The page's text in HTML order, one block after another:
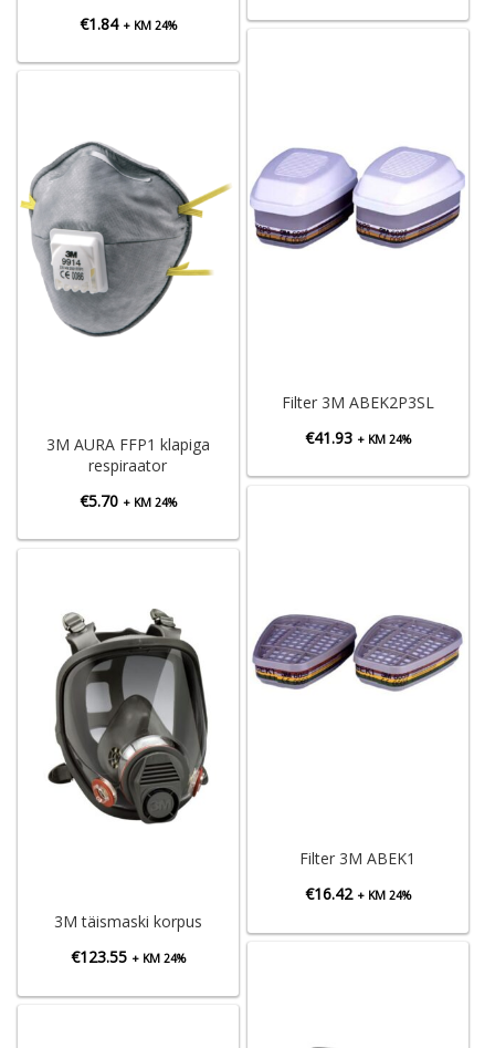
€1.84 + KM 24%
Filter 3M ABEK2P3SL
€41.93 + KM 24%
3M AURA FFP1 klapiga
respiraator
€5.70 + KM 24%
Filter 3M ABEK1
€16.42 + KM 24%
3M täismaski korpus
€123.55 + KM 24%